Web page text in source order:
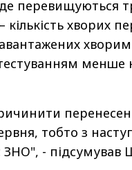
де перевищуються
кількість хворих
менше
тобто з
- підсумував